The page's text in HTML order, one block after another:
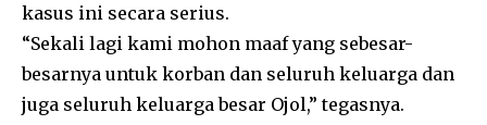
kasus ini secara serius.
“Sekali lagi kami mohon maaf yang sebesar-
besarnya untuk korban dan seluruh keluarga dan
juga seluruh keluarga besar Ojol,” tegasnya.